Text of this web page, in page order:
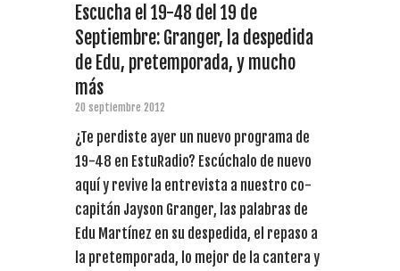
Escucha el 19-48 del 19 de
Septiembre: Granger, la despedida
de Edu, pretemporada, y mucho
más
20 septiembre 2012
¿Te perdiste ayer un nuevo programa de
19-48 en EstuRadio? Escúchalo de nuevo
aquí y revive la entrevista a nuestro co-
capitán Jayson Granger, las palabras de
Edu Martínez en su despedida, el repaso a
la pretemporada, lo mejor de la cantera y